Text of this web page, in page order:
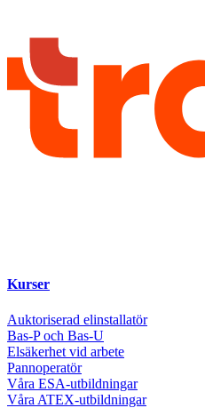
Kurser
Auktoriserad elinstallatör
Bas-P och Bas-U
Elsäkerhet vid arbete
Pannoperatör
Våra ESA-utbildningar
Våra ATEX-utbildningar